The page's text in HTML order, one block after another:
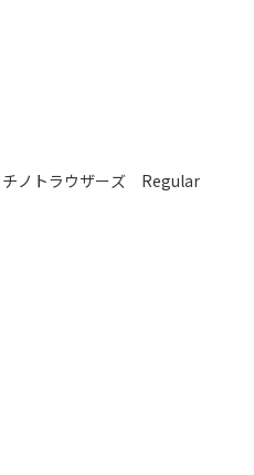
ノトラウザーズ Regular